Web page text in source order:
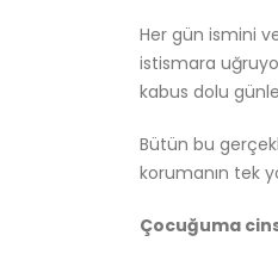
Her gün ismini
istismara
kabus dolu
Bütün bu
korumanın tek
Çocuğuma